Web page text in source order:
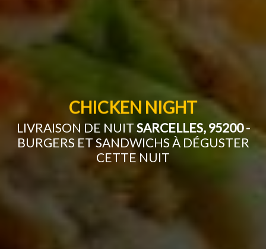
CHICKEN NIGHT
LIVRAISON DE NUIT SARCELLES, 95200 -
BURGERS ET SANDWICHS À DÉGUSTER
CETTE NUIT